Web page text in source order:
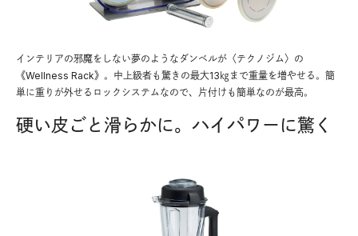
インテリアの邪魔をしない夢のようなダンベルが〈テクノジム〉の
《Wellness Rack》。中上級者も驚きの最大13㎏まで重量を増やせる。簡
単に重りが外せるロックシステムなので、片付けも簡単なのが最高。
硬い皮ごと滑らかに。ハイパワーに驚く